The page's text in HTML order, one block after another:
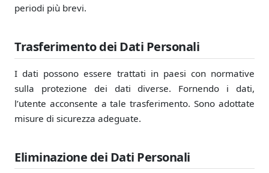
periodi più brevi.
Trasferimento dei Dati Personali
I dati possono essere trattati in paesi con normative
sulla protezione dei dati diverse. Fornendo i dati,
l’utente acconsente a tale trasferimento. Sono adottate
misure di sicurezza adeguate.
Eliminazione dei Dati Personali